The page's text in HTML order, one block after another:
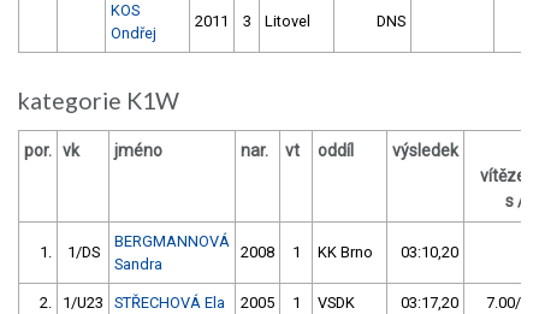
KOS
Ondřej
2011 3 Litovel DNS
kategorie K1W
por. vk jméno nar. vt oddíl výsledek
s /
1. 1/DS
BERGMANNOVÁ
Sandra
2008 1 KK Brno 03:10,20
2. 1/U23 STŘECHOVÁ Ela 2005 1 VSDK 03:17,20 7.00/